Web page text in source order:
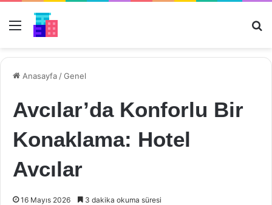
Menü
Anasayfa /Genel
Avcılar’da Konforlu Bir
Konaklama: Hotel
Avcılar
16 Mayıs 2026 3 dakika okuma süresi